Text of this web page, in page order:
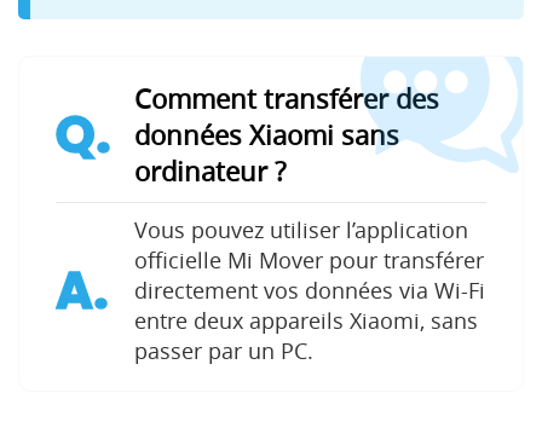
Q.
Comment transférer des
données Xiaomi sans
ordinateur ?
A.
Vous pouvez utiliser l’application
officielle Mi Mover pour transférer
directement vos données via Wi-Fi
entre deux appareils Xiaomi, sans
passer par un PC.